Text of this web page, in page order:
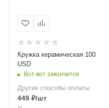
Кружка керамическая 100
USD
Вот-вот закончится
Другие способы оплаты
449 ₽/шт